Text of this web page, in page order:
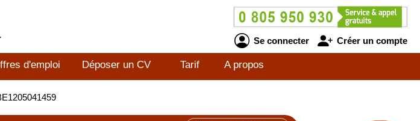
Se connecter Créer un compte
d'emploi Déposer un CV Tarif A propos